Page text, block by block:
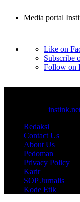
Media portal
Like on
Subscribe
Follow on
instink.net
Redaksi
Contact Us
About Us
Pedoman
Privacy Policy
Karir
SOP Jurnalis
Kode Etik